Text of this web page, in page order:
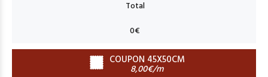
COUPON 45X50CM
8,00€/m